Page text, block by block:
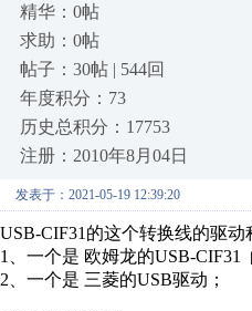
精华：0帖
求助：0帖
帖子：30帖 | 544回
年度积分：73
历史总积分：17753
注册：2010年8月04日
发表于：2021-05-19 12:39:20
USB-CIF31的这个转换线的驱动
1、一个是 欧姆龙的USB-CIF31
2、一个是 三菱的USB驱动；